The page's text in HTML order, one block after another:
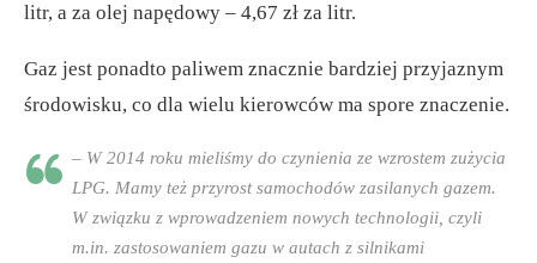
litr, a za olej napędowy – 4,67 zł za litr.
Gaz jest ponadto paliwem znacznie bardziej przyjaznym
środowisku, co dla wielu kierowców ma spore znaczenie.
– W 2014 roku mieliśmy do czynienia ze wzrostem zużycia
LPG. Mamy też przyrost samochodów zasilanych gazem.
W związku z wprowadzeniem nowych technologii, czyli
m.in. zastosowaniem gazu w autach z silnikami